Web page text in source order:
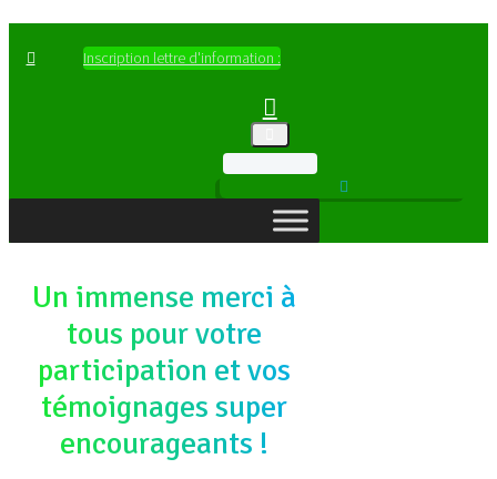
Inscription lettre d'information :
Un immense merci à
tous pour votre
participation et vos
témoignages super
encourageants !